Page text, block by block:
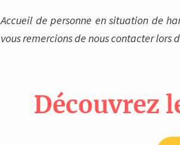
Accueil de personne en situation de
vous remercions de nous contacter lors
Découvrez